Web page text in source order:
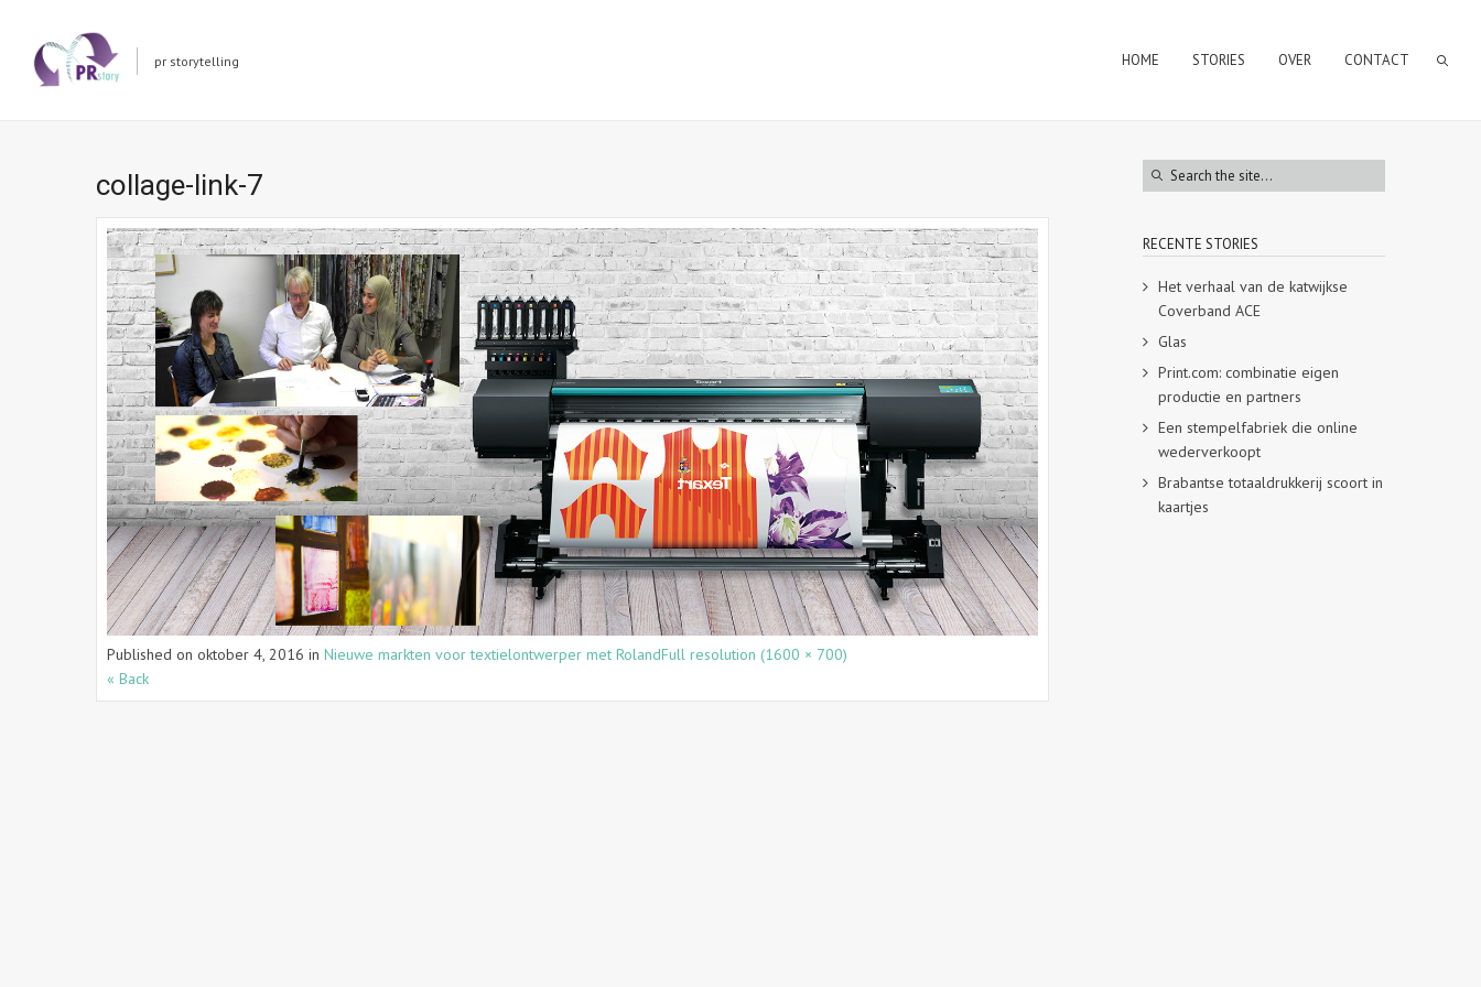
pr storytelling HOME STORIES OVER CONTACT
collage-link-7
Published on oktober 4, 2016 in Nieuwe markten voor textielontwerper met RolandFull resolution (1600 × 700)
« Back
RECENTE STORIES
Het verhaal van de katwijkse
Coverband ACE
Glas
Print.com: combinatie eigen
productie en partners
Een stempelfabriek die online
wederverkoopt
Brabantse totaaldrukkerij scoort in
kaartjes